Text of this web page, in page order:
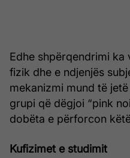
Edhe shpërqendrimi ka
fizik dhe e ndjenjës
mekanizmi mund të
grupi që dëgjoi “pink
dobëta e përforcon
Kufizimet e studimit